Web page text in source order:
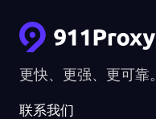
更快、更强、更可靠。
联系我们